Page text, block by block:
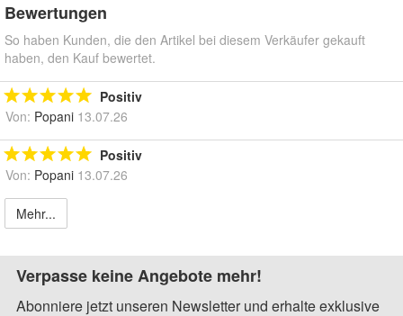
Bewertungen
So haben Kunden, die den Artikel bei diesem Verkäufer gekauft
haben, den Kauf bewertet.
Positiv
Von: Popani 13.07.26
Positiv
Von: Popani 13.07.26
Mehr...
Verpasse keine Angebote mehr!
Abonniere jetzt unseren Newsletter und erhalte exklusive